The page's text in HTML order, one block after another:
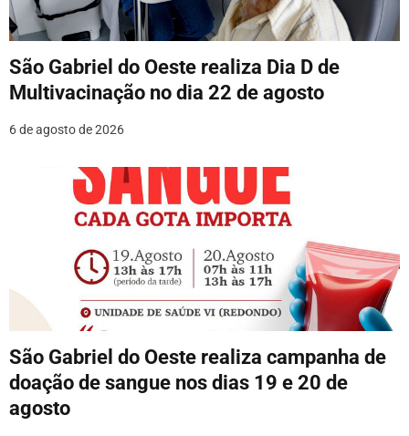
São Gabriel do Oeste realiza Dia D de
Multivacinação no dia 22 de agosto
6 de agosto de 2026
São Gabriel do Oeste realiza campanha de
doação de sangue nos dias 19 e 20 de
agosto